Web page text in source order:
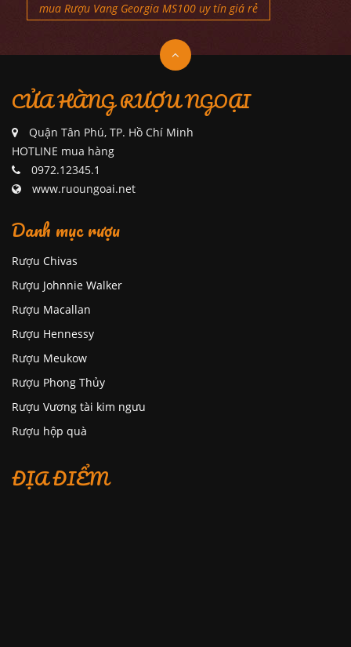
mua Rượu Vang Georgia MS100 uy tín giá rẻ
CỬA HÀNG RƯỢU NGOẠI
Quận Tân Phú, TP. Hồ Chí Minh
HOTLINE mua hàng
0972.12345.1
www.ruoungoai.net
Danh mục rượu
Rượu Chivas
Rượu Johnnie Walker
Rượu Macallan
Rượu Hennessy
Rượu Meukow
Rượu Phong Thủy
Rượu Vương tài kim ngưu
Rượu hộp quà
ĐỊA ĐIỂM